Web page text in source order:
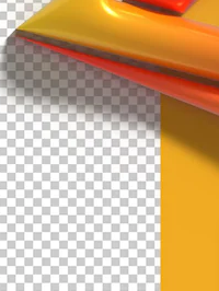
2010-2026Freepik Company S.L.U.